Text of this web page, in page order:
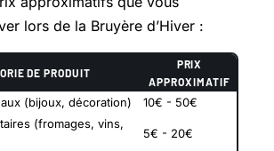
lors de la Bruyère d’Hiver :
DE PRODUIT
PRIX
APPROXIMATIF
(bijoux, décoration)
10€ - 50€
(fromages, vins,
5€ - 20€